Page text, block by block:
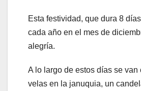
Esta festividad, que dura 8
cada año en el mes de
alegría.
A lo largo de estos días se
velas en la januquia, un